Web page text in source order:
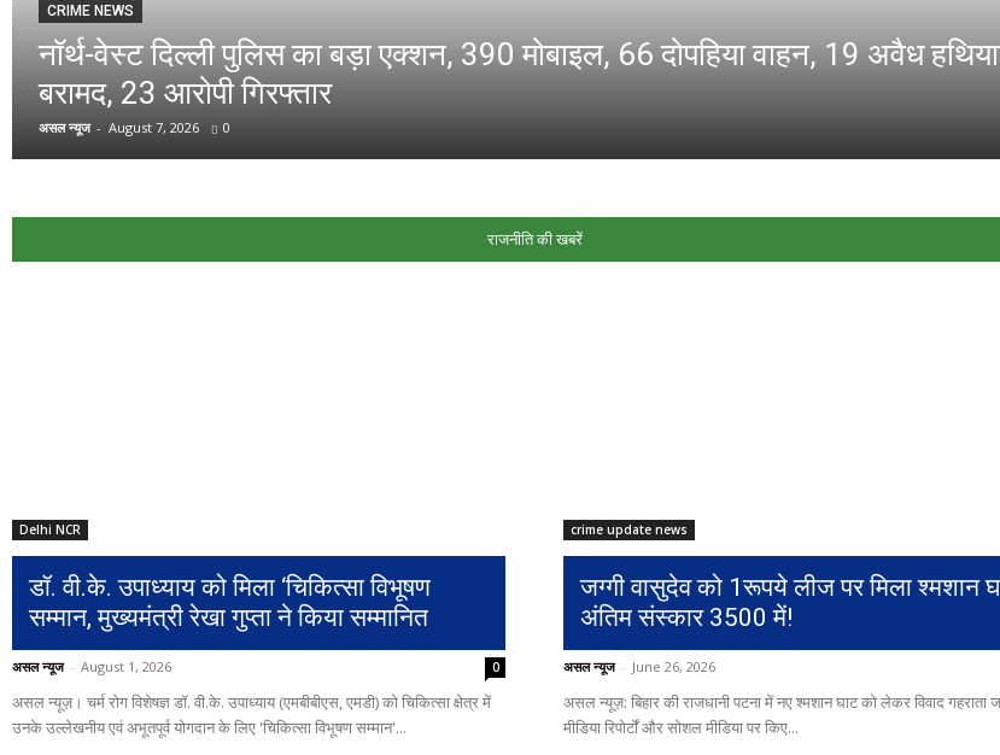
CRIME NEWS
नॉर्थ-वेस्ट दिल्ली पुलिस का बड़ा एक्शन, 390 मोबाइल, 66 दोपहिया वाहन, 19 अवैध
बरामद, 23 आरोपी गिरफ्तार
असल न्यूज - August 7, 2026 0
राजनीति की खबरें
Delhi NCR
डॉ. वी.के. उपाध्याय को मिला ‘चिकित्सा विभूषण
सम्मान, मुख्यमंत्री रेखा गुप्ता ने किया सम्मानित
असल न्यूज - August 1, 2026 0
असल न्यूज़। चर्म रोग विशेषज्ञ डॉ. वी.के. उपाध्याय (एमबीबीएस, एमडी) को चिकित्सा क्षेत्र में
उनके उल्लेखनीय एवं अभूतपूर्व योगदान के लिए 'चिकित्सा विभूषण सम्मान'...
crime update news
जग्गी वासुदेव को 1रूपये लीज पर मिला श्मशान
अंतिम संस्कार 3500 में!
असल न्यूज - June 26, 2026
असल न्यूज़: बिहार की राजधानी पटना में नए श्मशान घाट को लेकर विवाद गहराता
मीडिया रिपोर्टों और सोशल मीडिया पर किए...